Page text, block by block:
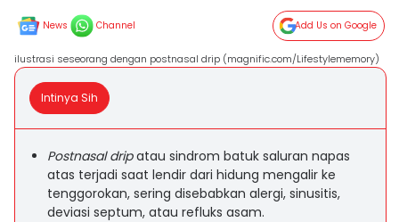
News Channel Add Us on Google
ilustrasi seseorang dengan postnasal drip (magnific.com/Lifestylememory)
Intinya Sih
Postnasal dripatau sindrom batuk saluran napas
atas terjadi saat lendir dari hidung mengalir ke
tenggorokan, sering disebabkan alergi, sinusitis,
deviasi septum, atau refluks asam.